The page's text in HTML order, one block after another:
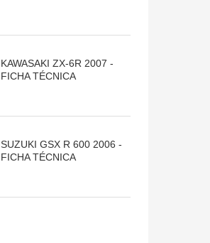
KAWASAKI ZX-6R 2007 -
FICHA TÉCNICA
SUZUKI GSX R 600 2006 -
FICHA TÉCNICA